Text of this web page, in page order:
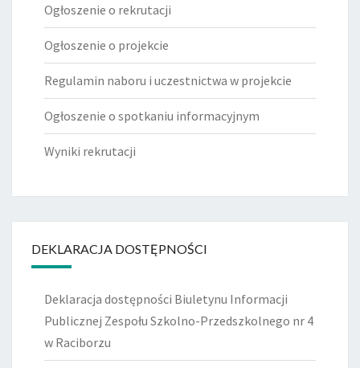
Ogłoszenie o rekrutacji
Ogłoszenie o projekcie
Regulamin naboru i uczestnictwa w projekcie
Ogłoszenie o spotkaniu informacyjnym
Wyniki rekrutacji
DEKLARACJA DOSTĘPNOŚCI
Deklaracja dostępności Biuletynu Informacji
Publicznej Zespołu Szkolno-Przedszkolnego nr 4
w Raciborzu